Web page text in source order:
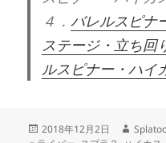
４．バレルスピナ
ステージ・立ち回
ルスピナー・ハイ
投
2018年12月2日
作